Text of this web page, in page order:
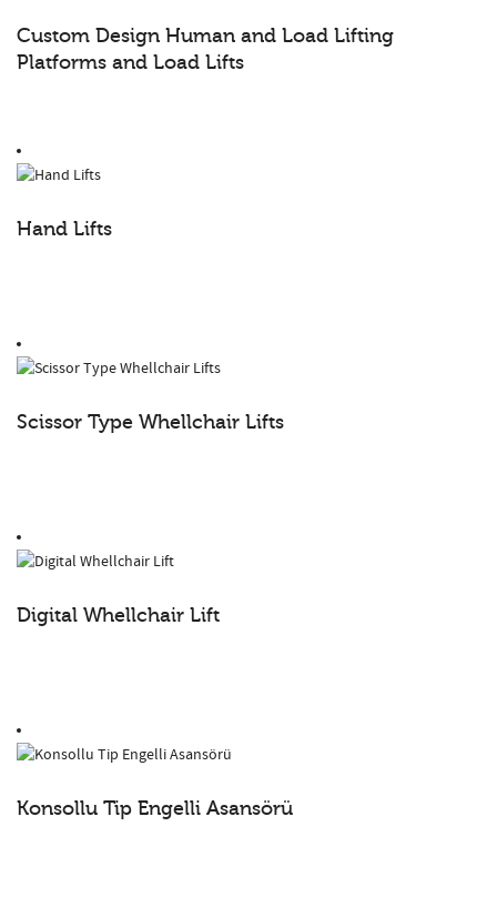
Custom Design Human and Load Lifting
Platforms and Load Lifts
Hand Lifts
Scissor Type Whellchair Lifts
Digital Whellchair Lift
Konsollu Tip Engelli Asansörü